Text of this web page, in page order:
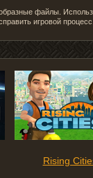
файлы.
игровой
Rising